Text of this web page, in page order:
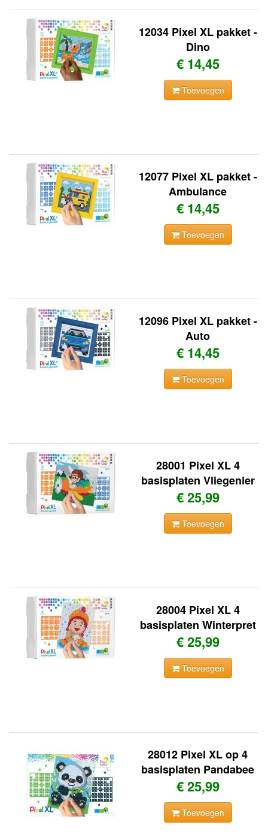
12034 Pixel XL pakket -
Dino
€ 14,45
Toevoegen
12077 Pixel XL pakket -
Ambulance
€ 14,45
Toevoegen
12096 Pixel XL pakket -
Auto
€ 14,45
Toevoegen
28001 Pixel XL 4
basisplaten Vliegenier
€ 25,99
Toevoegen
28004 Pixel XL 4
basisplaten Winterpret
€ 25,99
Toevoegen
28012 Pixel XL op 4
basisplaten Pandabee
€ 25,99
Toevoegen